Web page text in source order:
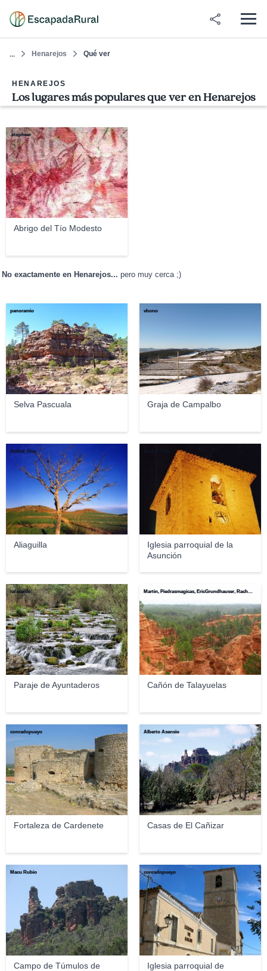
... Henarejos Qué ver
HENAREJOS
Los lugares más populares que ver en Henarejos
Abrigo del Tío Modesto
.xtopheer
No exactamente en Henarejos... pero muy cerca ;)
Selva Pascuala
panoramio
Graja de Campalbo
vbono
Aliaguilla
Anibal_One
Iglesia parroquial de la
Asunción
Anibal_One
Paraje de Ayuntaderos
rafacardo
Cañón de Talayuelas
Martin, Piedrasmagicas, EricGrundhauser, Rachel, Mark Casey
Fortaleza de Cardenete
conradopueyo
Casas de El Cañizar
Alberto Asensio
Campo de Túmulos de
Macu Rubio
Iglesia parroquial de
conradopueyo